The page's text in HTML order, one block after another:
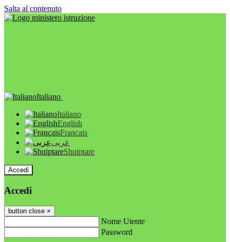
Salta al contenuto
Italiano
Italiano
English
Français
عربى
Shqiptare
Accedi
Accedi
button close ×
Nome Utente
Password